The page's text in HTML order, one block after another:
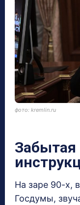
фото: kremlin.ru
Забытая
На заре 90-х,
Госдумы,